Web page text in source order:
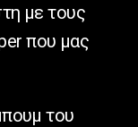
με τους
που μας
του